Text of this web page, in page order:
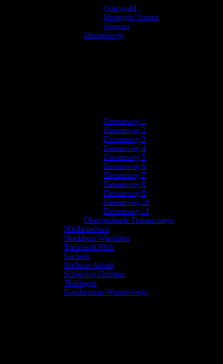
Odenwald
Rheingau/Taunus
Spessart
Hessenwege
Hessenweg 1
Hessenweg 2
Hessenweg 3
Hessenweg 4
Hessenweg 5
Hessenweg 6
Hessenweg 7
Hessenweg 8
Hessenweg 9
Hessenweg 10
Hessenweg 11
Übergreifende Themenwege
Niedersachsen
Nordrhein-Westfalen
Rheinland-Pfalz
Sachsen
Sachsen-Anhalt
Schleswig-Holstein
Thüringen
Bundesweite Wanderwege